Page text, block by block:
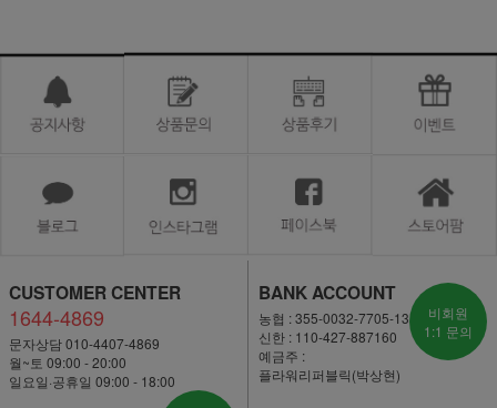
CUSTOMER CENTER
1644-4869
문자상담 010-4407-4869
월~토 09:00 - 20:00
일요일·공휴일 09:00 - 18:00
BANK ACCOUNT
농협 : 355-0032-7705-13
신한 : 110-427-887160
예금주 :
플라워리퍼블릭(박상현)
비회원
1:1 문의